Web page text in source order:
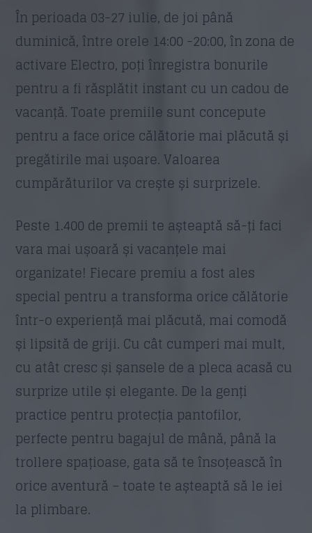
Trimite
În perioada 03-27 iulie, de joi până
duminică, între orele 14:00 -20:00, în zona de
activare Electro, poți înregistra bonurile
pentru a fi răsplătit instant cu un cadou de
vacanță. Toate premiile sunt concepute
pentru a face orice călătorie mai plăcută și
pregătirile mai ușoare. Valoarea
cumpărăturilor va crește și surprizele.
Peste 1.400 de premii te așteaptă să-ți faci
vara mai ușoară și vacanțele mai
organizate! Fiecare premiu a fost ales
special pentru a transforma orice călătorie
într-o experiență mai plăcută, mai comodă
și lipsită de griji. Cu cât cumperi mai mult,
cu atât cresc și șansele de a pleca acasă cu
surprize utile și elegante. De la genți
practice pentru protecția pantofilor,
perfecte pentru bagajul de mână, până la
trollere spațioase, gata să te însoțească în
orice aventură – toate te așteaptă să le iei
la plimbare.